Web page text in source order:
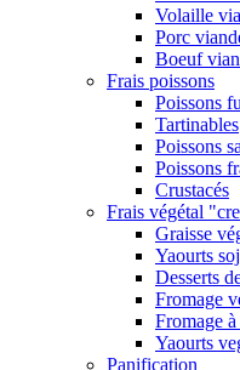
Volaille
Porc
Boeuf
Frais poissons
Poissons
Tartinables
Poissons
Poissons
Crustacés
Frais végétal
Graisse
Yaourts
Desserts
Fromage
Fromage
Yaourts
Panification